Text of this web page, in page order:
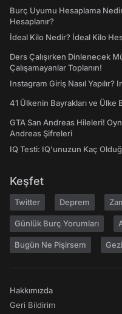
Burç Uyumu Hesaplama
Hesaplanır?
İdeal Kilo Nedir? İdeal Kilo
Ders Çalışırken Dinlenecek
Çalışamayanlar Toplanın!
Instagram Giriş Nasıl
41 Ülkenin Bayrakları ve Ülke
GTA San Andreas Hileleri!
Andreas Şifreleri
IQ Testi: IQ'unuzun Kaç
Keşfet
Twitter Deprem
Günlük Burç Yorumları
Bugün Ne Pişirsem
Hakkımızda
Geri Bildirim